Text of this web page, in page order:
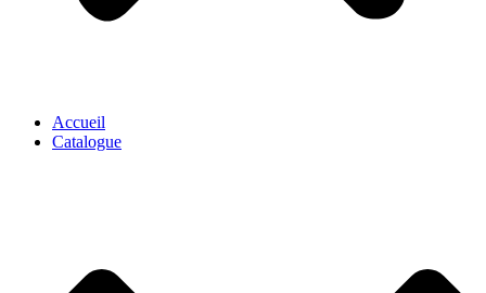
Accueil
Catalogue